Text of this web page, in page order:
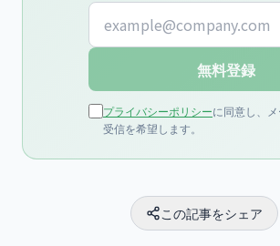
メールアドレス
無料登録
プライバシーポリシーに同意し、
受信を希望します。
この記事をシェア